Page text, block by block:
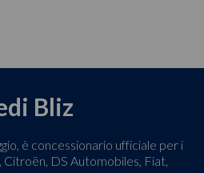
Bliz
è concessionario ufficiale per i
DS Automobiles, Fiat,